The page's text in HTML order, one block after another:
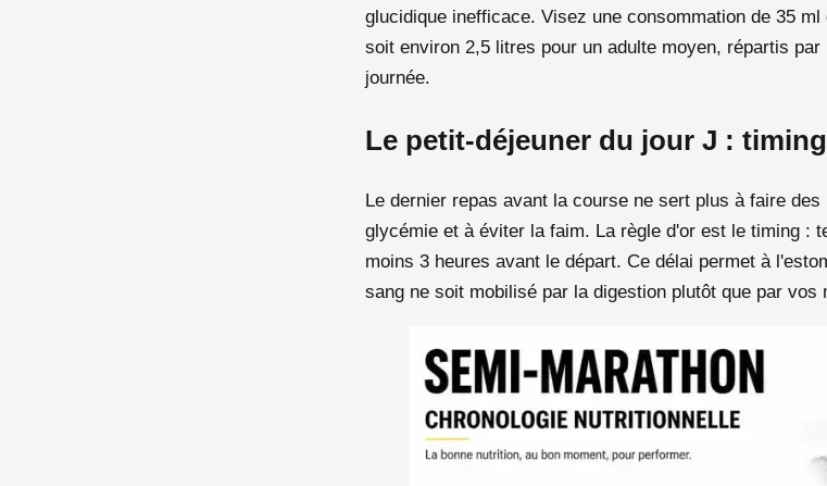
glucidique inefficace. Visez une consommation de 35
soit environ 2,5 litres pour un adulte moyen, répartis
journée.
Le petit-déjeuner du jour J :
Le dernier repas avant la course ne sert plus à faire
glycémie et à éviter la faim. La règle d'or est le timing :
moins 3 heures avant le départ. Ce délai permet à
sang ne soit mobilisé par la digestion plutôt que par vos